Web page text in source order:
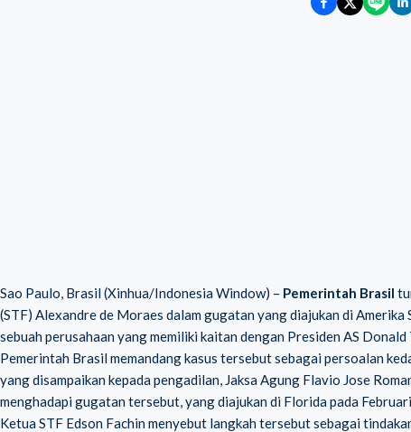
Sao Paulo, Brasil (Xinhua/Indonesia Window) – Pemerintah Brasil
(STF) Alexandre de Moraes dalam gugatan yang diajukan di
sebuah perusahaan yang memiliki kaitan dengan Presiden AS
Pemerintah Brasil memandang kasus tersebut sebagai persoalan
yang disampaikan kepada pengadilan, Jaksa Agung Flavio Jose
menghadapi gugatan tersebut, yang diajukan di Florida pada
Ketua STF Edson Fachin menyebut langkah tersebut sebagai